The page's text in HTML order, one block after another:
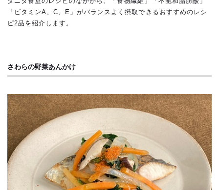
「ビタミンA、C、E」がバランスよく摂取できるおすすめのレシ
ピ2品を紹介します。
さわらの野菜あんかけ